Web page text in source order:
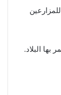
الكبير للمزارعين
بها البلاد.